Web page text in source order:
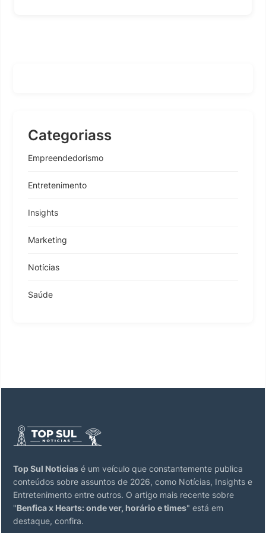
Categoriass
Empreendedorismo
Entretenimento
Insights
Marketing
Notícias
Saúde
Top Sul Noticias é um veículo que constantemente publica
conteúdos sobre assuntos de 2026, como Notícias, Insights e
Entretenimento entre outros. O artigo mais recente sobre
"Benfica x Hearts: onde ver, horário e times" está em
destaque, confira.